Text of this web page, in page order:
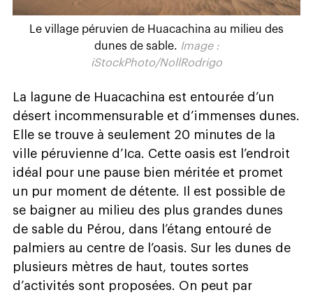
Le village péruvien de Huacachina au milieu des
dunes de sable. Image :
iStockPhoto/NollRodrigo
La lagune de Huacachina est entourée d’un
désert incommensurable et d’immenses dunes.
Elle se trouve à seulement 20 minutes de la
ville péruvienne d’Ica. Cette oasis est l’endroit
idéal pour une pause bien méritée et promet
un pur moment de détente. Il est possible de
se baigner au milieu des plus grandes dunes
de sable du Pérou, dans l’étang entouré de
palmiers au centre de l’oasis. Sur les dunes de
plusieurs mètres de haut, toutes sortes
d’activités sont proposées. On peut par